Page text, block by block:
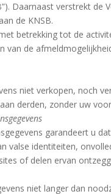
Daarnaast verstrekt de
de KNSB.
betrekking tot de
van de
niet verkopen, noch
derden, zonder uw
garandeert u
valse identiteiten,
of delen ervan
niet langer dan